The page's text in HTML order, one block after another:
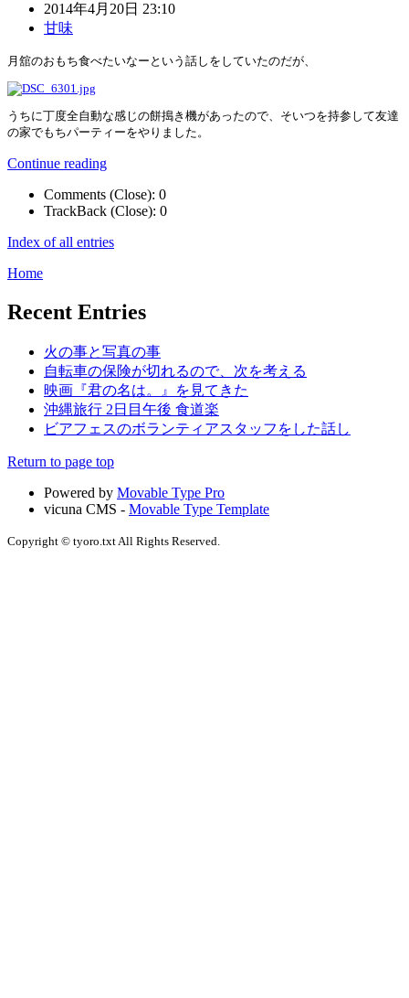
2014年4月20日 23:10
甘味
月舘のおもち食べたいなーという話しをしていたのだが、
うちに丁度全自動な感じの餅搗き機があったので、そいつを持参して友達
の家でもちパーティーをやりました。
Continue reading
Comments (Close): 0
TrackBack (Close): 0
Index of all entries
Home
Recent Entries
火の事と写真の事
自転車の保険が切れるので、次を考える
映画『君の名は。』を見てきた
沖縄旅行 2日目午後 食道楽
ビアフェスのボランティアスタッフをした話し
Return to page top
Powered by Movable Type Pro
vicuna CMS - Movable Type Template
Copyright © tyoro.txt All Rights Reserved.